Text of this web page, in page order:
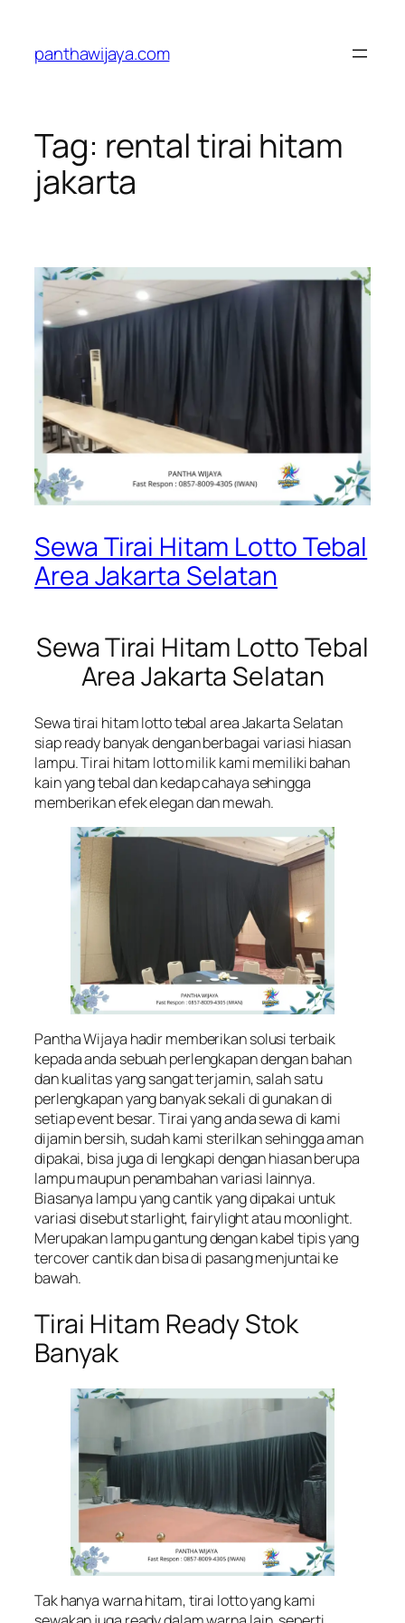
konten
panthawijaya.com
Tag: rental tirai hitam
jakarta
Sewa Tirai Hitam Lotto Tebal
Area Jakarta Selatan
Sewa Tirai Hitam Lotto Tebal
Area Jakarta Selatan
Sewa tirai hitam lotto tebal area Jakarta Selatan
siap ready banyak dengan berbagai variasi hiasan
lampu. Tirai hitam lotto milik kami memiliki bahan
kain yang tebal dan kedap cahaya sehingga
memberikan efek elegan dan mewah.
Pantha Wijaya hadir memberikan solusi terbaik
kepada anda sebuah perlengkapan dengan bahan
dan kualitas yang sangat terjamin, salah satu
perlengkapan yang banyak sekali di gunakan di
setiap event besar. Tirai yang anda sewa di kami
dijamin bersih, sudah kami sterilkan sehingga aman
dipakai, bisa juga di lengkapi dengan hiasan berupa
lampu maupun penambahan variasi lainnya.
Biasanya lampu yang cantik yang dipakai untuk
variasi disebut starlight, fairylight atau moonlight.
Merupakan lampu gantung dengan kabel tipis yang
tercover cantik dan bisa di pasang menjuntai ke
bawah.
Tirai Hitam Ready Stok
Banyak
Tak hanya warna hitam, tirai lotto yang kami